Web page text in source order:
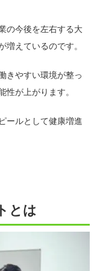
の今後を左右する大
増えているのです。
きやすい環境が整っ
性が上がります。
ールとして健康増進
とは